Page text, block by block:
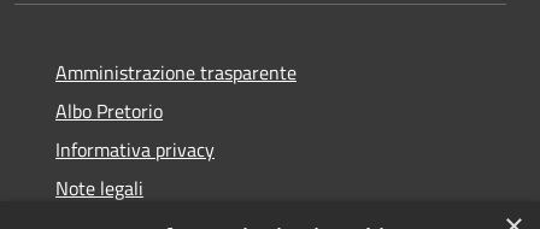
Amministrazione trasparente
Albo Pretorio
Informativa privacy
Note legali